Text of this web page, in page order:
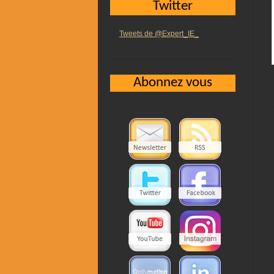
Twitter
Tweets de @Expert_IE_
Abonnez vous